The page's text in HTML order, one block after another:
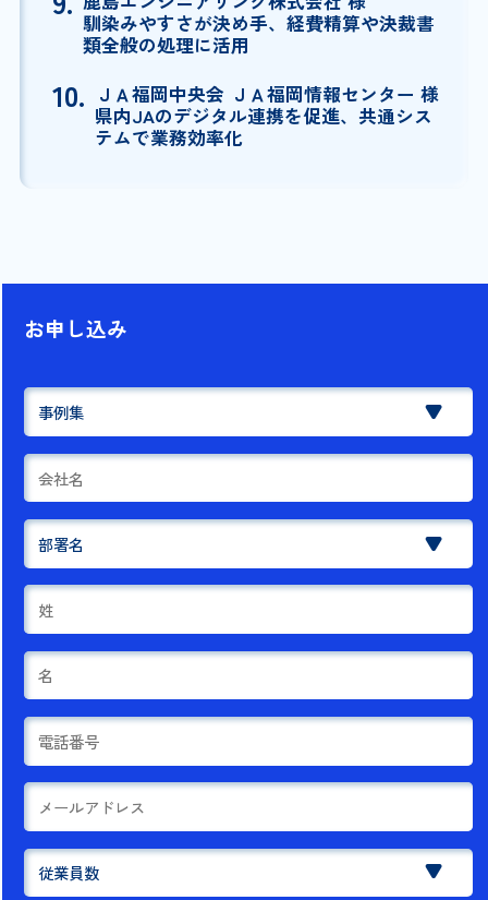
馴染みやすさが決め手、経費精算や決裁書
類全般の処理に活用
10.
ＪＡ福岡中央会 ＪＡ福岡情報センター 様
県内JAのデジタル連携を促進、共通シス
テムで業務効率化
お申し込み